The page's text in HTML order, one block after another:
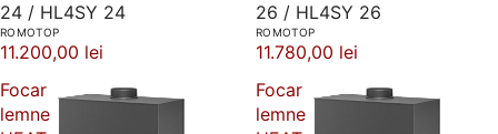
24 / HL4SY 24
ROMOTOP
11.200,00 lei
26 / HL4SY 26
ROMOTOP
11.780,00 lei
Focar
lemne
Focar
lemne